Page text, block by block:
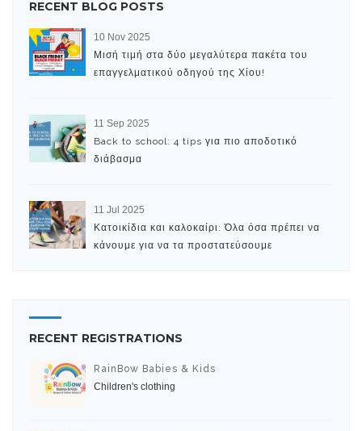
RECENT BLOG POSTS
10 Nov 2025
Μισή τιμή στα δύο μεγαλύτερα πακέτα του
επαγγελματικού οδηγού της Χίου!
11 Sep 2025
Back to school: 4 tips για πιο αποδοτικό
διάβασμα
11 Jul 2025
Κατοικίδια και καλοκαίρι: Όλα όσα πρέπει να
κάνουμε για να τα προστατεύσουμε
RECENT REGISTRATIONS
RainBow Babies & Kids
Children's clothing